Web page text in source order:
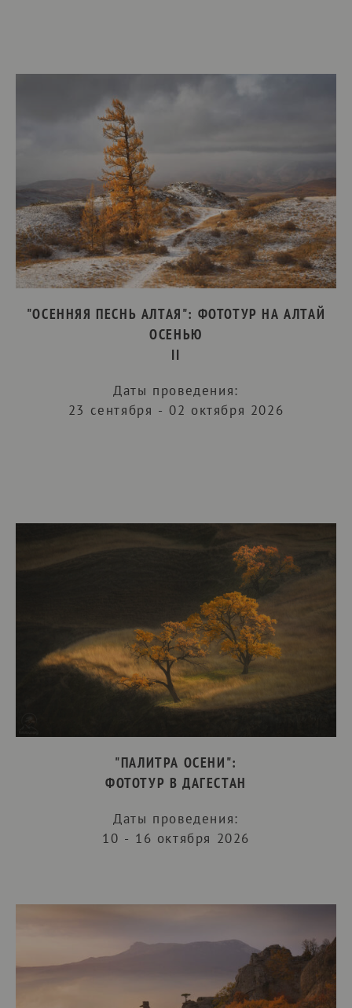
"ОСЕННЯЯ ПЕСНЬ АЛТАЯ": ФОТОТУР НА АЛТАЙ
ОСЕНЬЮ
II
Даты проведения:
23 сентября - 02 октября 2026
"ПАЛИТРА ОСЕНИ":
ФОТОТУР В ДАГЕСТАН
Даты проведения:
10 - 16 октября 2026